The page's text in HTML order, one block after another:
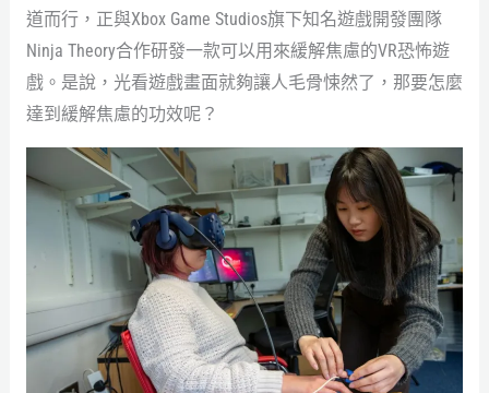
道而行，正與Xbox Game Studios旗下知名遊戲開發團隊
Ninja Theory合作研發一款可以用來緩解焦慮的VR恐怖遊
戲。是說，光看遊戲畫面就夠讓人毛骨悚然了，那要怎麼
達到緩解焦慮的功效呢？